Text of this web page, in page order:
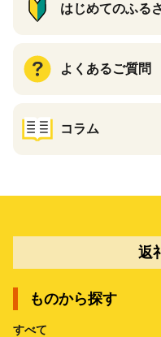
はじめてのふる
よくあるご質問
コラム
返
ものから探す
すべて